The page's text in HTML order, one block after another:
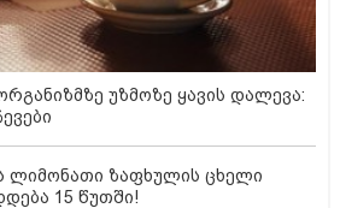
უზმოზე ყავის დალევა:
ლიმონათი ზაფხულის ცხელი
15 წუთში!